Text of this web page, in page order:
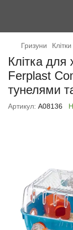
Гризуни
Клітка для
Ferplast
тунелями
Артикул: А08136